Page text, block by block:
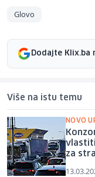
Glovo
Dodajte Klix.ba
Više na istu temu
NOVO
za